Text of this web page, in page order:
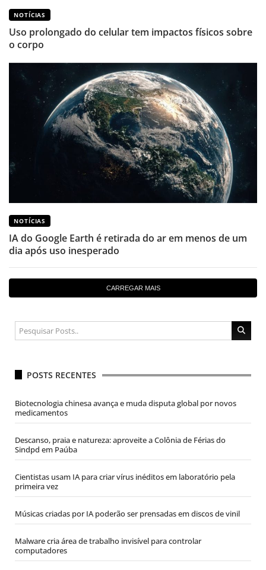
NOTÍCIAS
Uso prolongado do celular tem impactos físicos sobre
o corpo
NOTÍCIAS
IA do Google Earth é retirada do ar em menos de um
dia após uso inesperado
CARREGAR MAIS
POSTS RECENTES
Biotecnologia chinesa avança e muda disputa global por novos
medicamentos
Descanso, praia e natureza: aproveite a Colônia de Férias do
Sindpd em Paúba
Cientistas usam IA para criar vírus inéditos em laboratório pela
primeira vez
Músicas criadas por IA poderão ser prensadas em discos de vinil
Malware cria área de trabalho invisível para controlar
computadores